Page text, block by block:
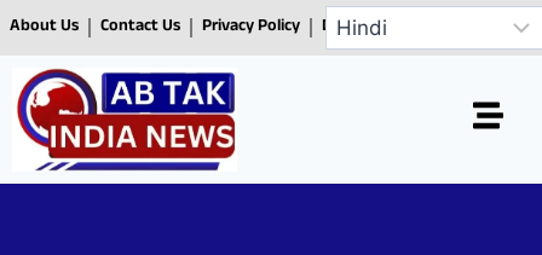
About Us Contact Us Privacy Policy Disclaimer